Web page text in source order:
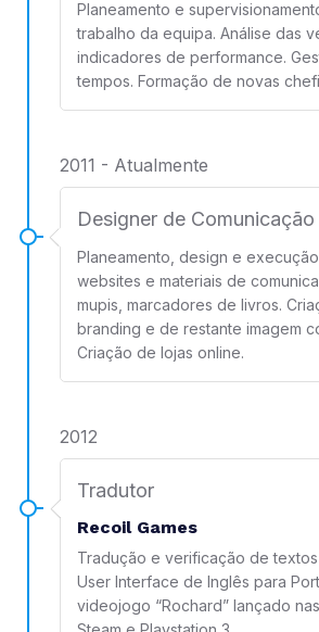
Planeamento e
trabalho da equipa. Análise das
indicadores de performance.
tempos. Formação de novas
2011 - Atualmente
Designer de Comunicação
Planeamento, design e
websites e materiais de
mupis, marcadores de livros.
branding e de restante imagem
Criação de lojas online.
2012
Tradutor
Recoil Games
Tradução e verificação de
User Interface de Inglês para
videojogo “Rochard” lançado